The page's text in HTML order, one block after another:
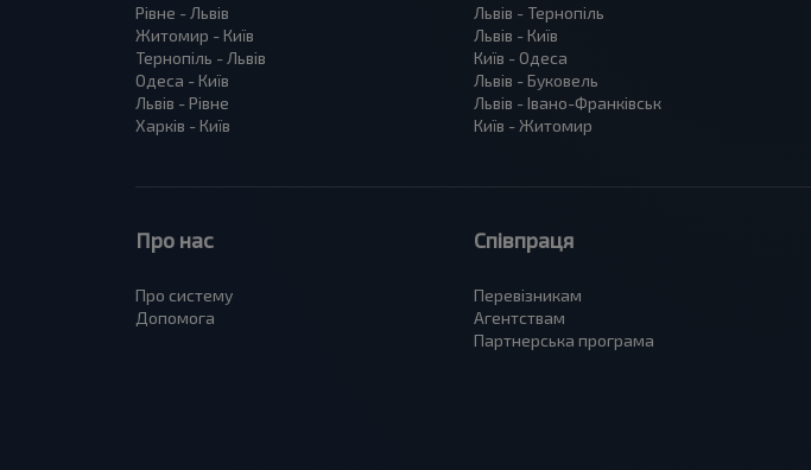
Рівне - Львів
Житомир - Київ
Тернопіль - Львів
Одеса - Київ
Львів - Рівне
Харків - Київ
Львів - Тернопіль
Львів - Київ
Київ - Одеса
Львів - Буковель
Львів - Івано-Франківськ
Київ - Житомир
Про нас
Про систему
Допомога
Співпраця
Перевізникам
Агентствам
Партнерська програма